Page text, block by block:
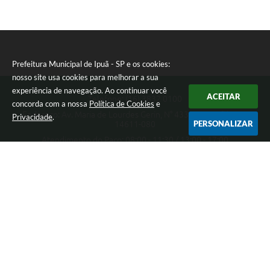
Prefeitura Municipal de Ipuã - SP e os cookies:
nosso site usa cookies para melhorar a sua
experiência de navegação. Ao continuar você
concorda com a nossa Política de Cookies e
Privacidade.
ACEITAR
PERSONALIZAR
Telefone: (16) 3832 0100
Endereço: Av. Maria de Lourdes Gerin, N° 433 - Pampuã | CEP:
Atendimento do Paço: 08:00 - 11:30 / 13:00 - 17:00